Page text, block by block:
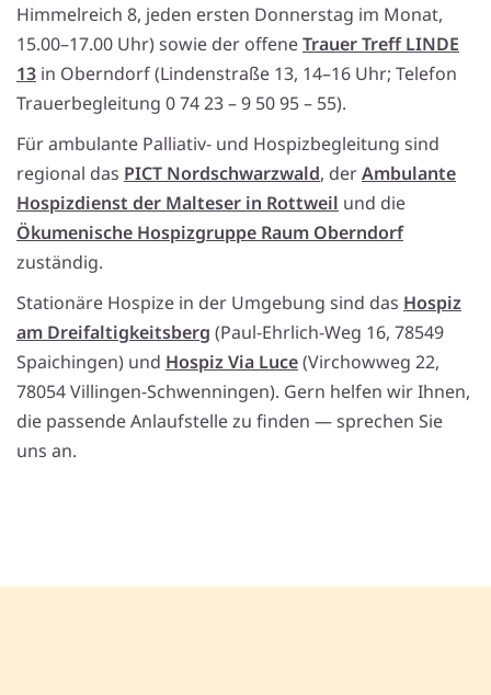
Himmelreich 8, jeden ersten Donnerstag im Monat,
15.00–17.00 Uhr) sowie der offeneTrauer Treff LINDE
13 in Oberndorf (Lindenstraße 13, 14–16 Uhr; Telefon
Trauerbegleitung 0 74 23 – 9 50 95 – 55).
Für ambulante Palliativ- und Hospizbegleitung sind
regional das PICT Nordschwarzwald, derAmbulante
Hospizdienst der Malteser in Rottweil und die
Ökumenische Hospizgruppe Raum Oberndorf
zuständig.
Stationäre Hospize in der Umgebung sind das Hospiz
am Dreifaltigkeitsberg (Paul-Ehrlich-Weg 16, 78549
Spaichingen) und Hospiz Via Luce(Virchowweg 22,
78054 Villingen-Schwenningen). Gern helfen wir Ihnen,
die passende Anlaufstelle zu finden — sprechen Sie
uns an.